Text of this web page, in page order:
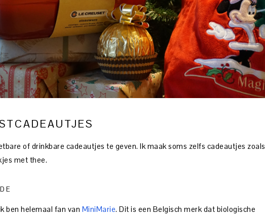
of drinkbare cadeautjes te geven. Ik maak soms zelfs cadeautjes zoals
met thee.
ben helemaal fan van MiniMarie. Dit is een Belgisch merk dat biologische